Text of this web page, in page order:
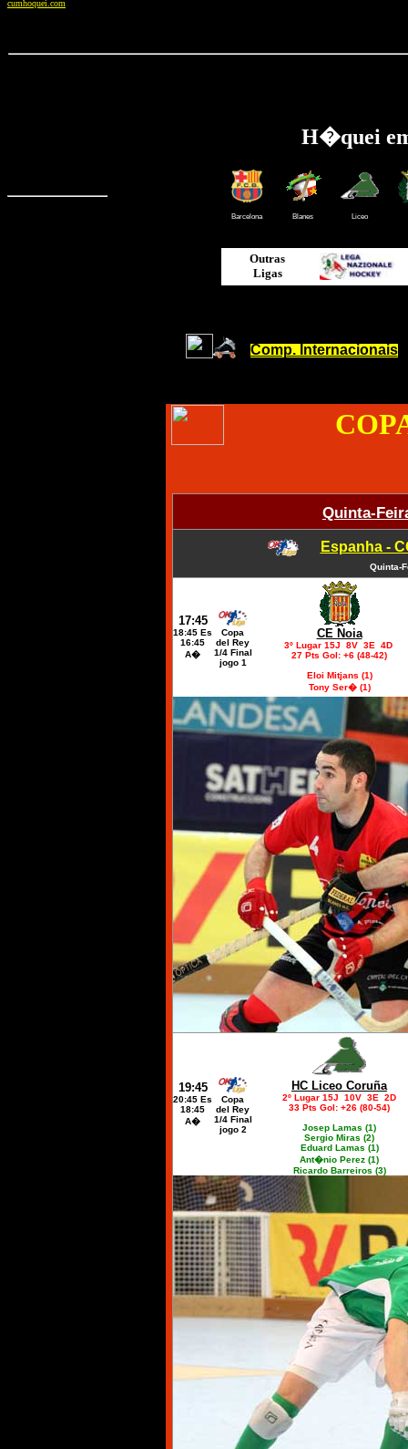
cumhoquei.com
H�quei
Barcelona Blanes Liceo
Outras
Ligas
Comp. Internacionais
Quinta-
Espanha -
Quinta-
17:45
18:45 Es
16:45
A�
Copa
del Rey
1/4 Final
jogo 1
CE Noia
3º Lugar 15J 8V 3E 4D
27 Pts Gol: +6 (48-42)
Eloi Mitjans (1)
Tony Ser� (1)
19:45
20:45 Es
18:45
A�
Copa
del Rey
1/4 Final
jogo 2
HC Liceo Coruña
2º Lugar 15J 10V 3E 2D
33 Pts Gol: +26 (80-54)
Josep Lamas (1)
Sergio Miras (2)
Eduard Lamas (1)
Ant�nio Perez (1)
Ricardo Barreiros (3)